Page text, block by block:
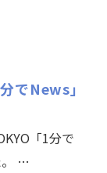
でNews」
「1分で
。 …